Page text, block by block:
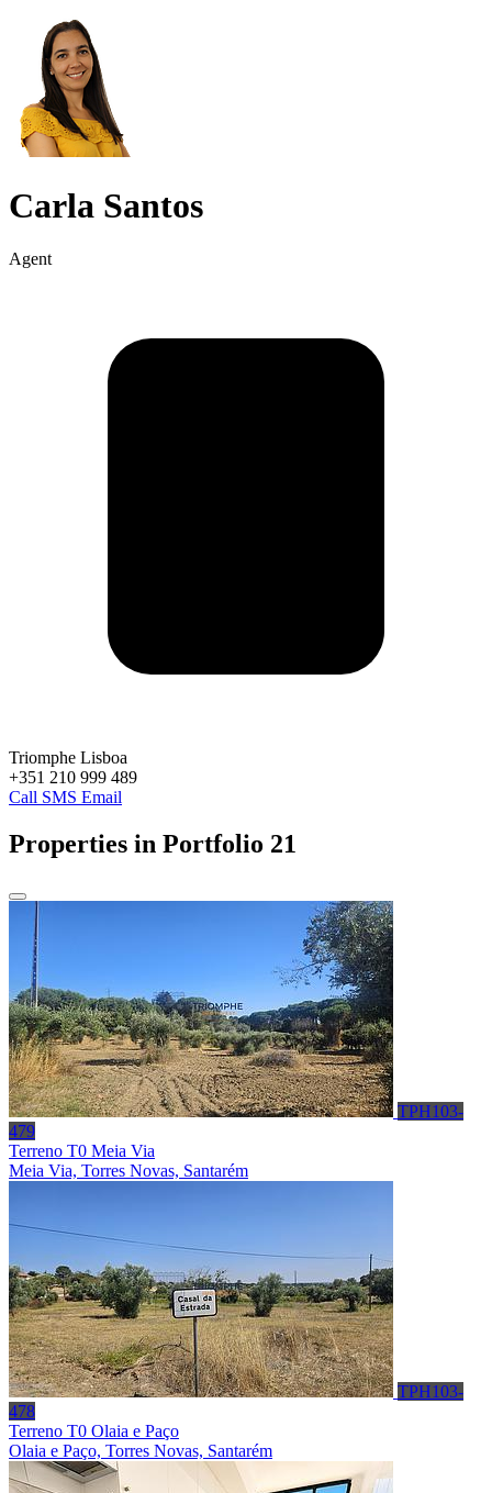
Carla Santos
Agent
Triomphe Lisboa
+351 210 999 489
Call SMS Email
Properties in Portfolio 21
TPH103-
479
Terreno T0 Meia Via
Meia Via, Torres Novas, Santarém
TPH103-
478
Terreno T0 Olaia e Paço
Olaia e Paço, Torres Novas, Santarém